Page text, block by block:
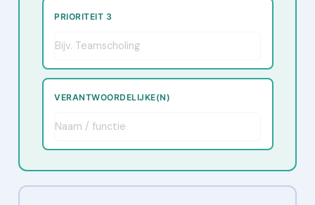
PRIORITEIT 3
VERANTWOORDELIJKE(N)